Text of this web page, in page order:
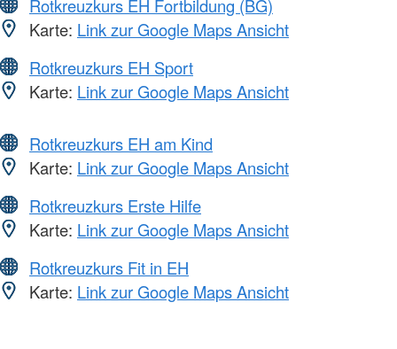
Rotkreuzkurs EH Fortbildung (BG)
Karte: Link zur Google Maps Ansicht
Rotkreuzkurs EH Sport
Karte: Link zur Google Maps Ansicht
Rotkreuzkurs EH am Kind
Karte: Link zur Google Maps Ansicht
Rotkreuzkurs Erste Hilfe
Karte: Link zur Google Maps Ansicht
Rotkreuzkurs Fit in EH
Karte: Link zur Google Maps Ansicht